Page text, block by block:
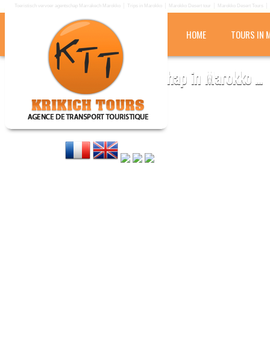
Toeristisch vervoer agentschap Marrakech Marokko Trips in Marokko Marokko Desert tour Marokko Desert Tours
HOME TOURS IN
KRIKICH TOURS
Toeristisch vervoer agentschap in Marokko ...